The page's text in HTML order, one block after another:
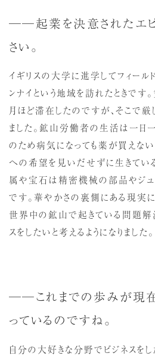
──起業を決意されたエピ
さい。
イギリスの大学に進学してフィール
ンナイという地域を訪れたときで
月ほど滞在したのですが、そこで
ました。鉱山労働者の生活は一日
のため病気になっても薬が買えない
への希望を見いだせずに生きてい
属や宝石は精密機械の部品やジュ
です。華やかさの裏側にある現実
世界中の鉱山で起きている問題解
スをしたいと考えるようになりました。
──これまでの歩みが現
っているのですね。
自分の大好きな分野でビジネスをし